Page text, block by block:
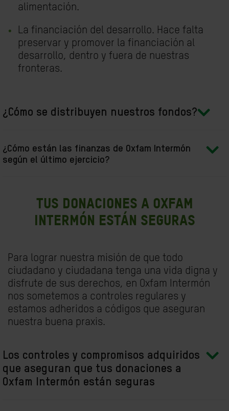
alimentación.
La financiación del desarrollo. Hace falta
preservar y promover la financiación al
desarrollo, dentro y fuera de nuestras
fronteras.
¿Cómo se distribuyen nuestros fondos?
¿Cómo están las finanzas de Oxfam Intermón
según el último ejercicio?
Tus donaciones a Oxfam
Intermón están seguras
Para lograr nuestra misión de que todo
ciudadano y ciudadana tenga una vida digna y
disfrute de sus derechos, en Oxfam Intermón
nos sometemos a controles regulares y
estamos adheridos a códigos que aseguran
nuestra buena praxis.
Los controles y compromisos adquiridos
que aseguran que tus donaciones a
Oxfam Intermón están seguras